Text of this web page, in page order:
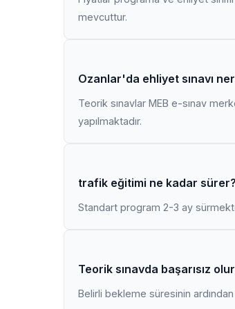
mevcuttur.
Ozanlar'da ehliyet sınavı
Teorik sınavlar MEB e-sınav
yapılmaktadır.
trafik eğitimi ne kadar sürer?
Standart program 2-3 ay
Teorik sınavda başarısız
Belirli bekleme süresinin